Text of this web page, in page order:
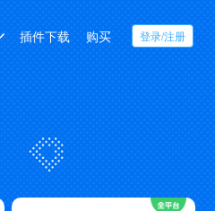
插件下载 购买 登录/注册